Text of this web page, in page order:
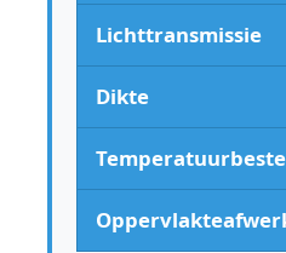
Lichttransmissie
Dikte